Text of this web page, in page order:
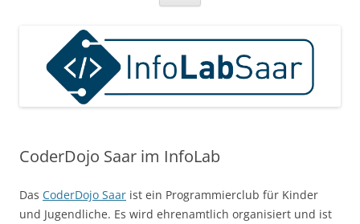
CoderDojo Saar im InfoLab
Das CoderDojo Saar ist ein Programmierclub für Kinder
und Jugendliche. Es wird ehrenamtlich organisiert und ist